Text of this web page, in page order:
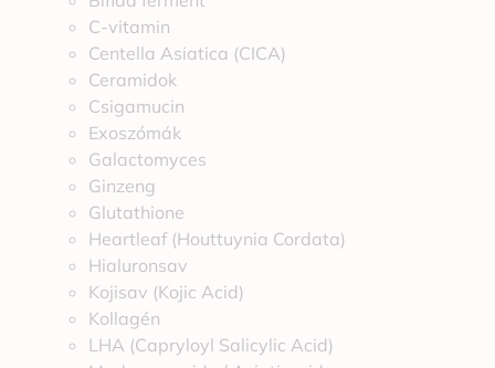
C-vitamin
Centella Asiatica (CICA)
Ceramidok
Csigamucin
Exoszómák
Galactomyces
Ginzeng
Glutathione
Heartleaf (Houttuynia Cordata)
Hialuronsav
Kojisav (Kojic Acid)
Kollagén
LHA (Capryloyl Salicylic Acid)